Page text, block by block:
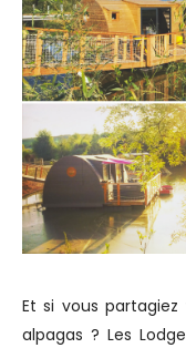
Et si vous
alpagas ? Les